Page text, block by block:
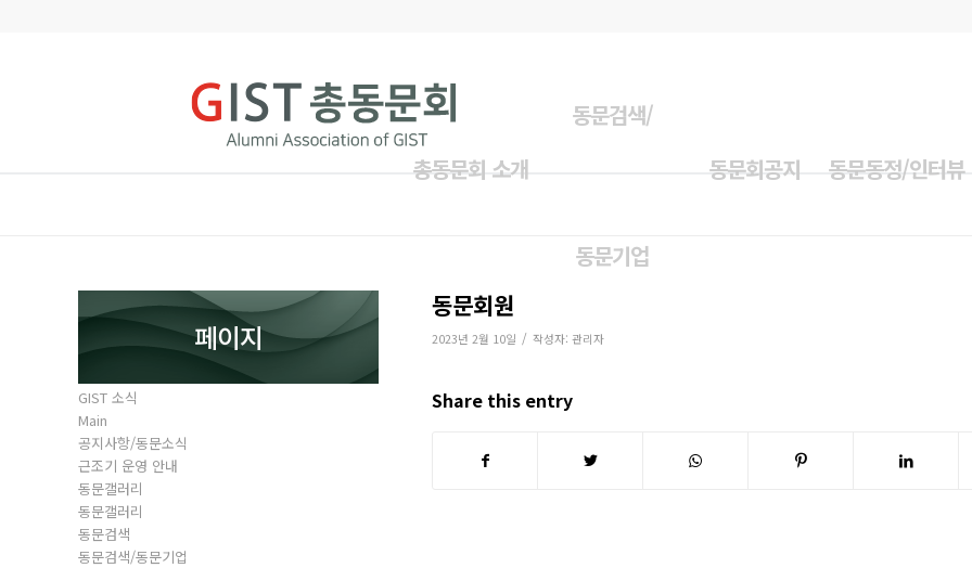
총동문회 소개
동문검색/
동문기업
동문회공지 동문동정/인터뷰
동문회원
2023년 2월 10일 / 작성자: 관리자
Share this entry
페이지
GIST 소식
Main
공지사항/동문소식
근조기 운영 안내
동문갤러리
동문갤러리
동문검색
동문검색/동문기업